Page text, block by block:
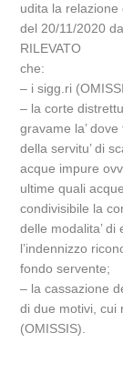
udita la
del 20/11/2020
RILEVATO
che:
– i sigg.ri
– la corte
gravame la’
della servitu’ di
acque impure
ultime quali
condivisibile la
delle modalita’ di
l’indennizzo
fondo servente;
– la cassazione
di due motivi, cui
(OMISSIS).